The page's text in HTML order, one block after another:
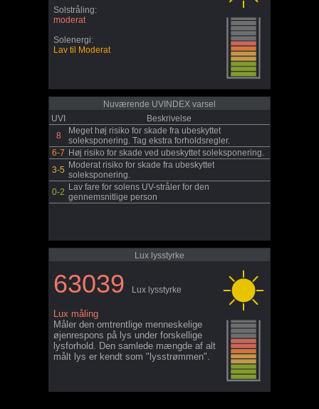
Solstråling:
moderat
Solenergi:
Lav til Moderat
Nuværende UVINDEX varsel
UVI
Beskrivelse
8
Meget høj risiko for skade fra ubeskyttet
soleksponering. Tag ekstra forholdsregler.
6-7 Høj risiko for skade ved ubeskyttet soleksponering.
3-5 Moderat risiko for skade fra ubeskyttet
soleksponering.
0-2 Lav fare for solens UV-stråler for den
gennemsnitlige person
Lux lysstyrke
63039 Lux lysstyrke
Lux måling
Måler den omtrentlige menneskelige
øjenrespons på lys under forskellige
lysforhold. Den samlede mængde af alt
målt lys er kendt som "lysstrømmen".